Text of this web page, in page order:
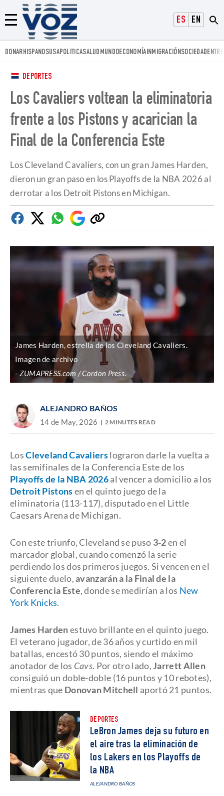
ESPAÑOLENGLISH
Menú
Voz.us
DONARHISPANOSUSAPOLITICASALUD MUNDOECONOMÍAINMIGRACIÓNSOCIEDAD
DEPORTES
Los Cavaliers voltean la eliminatoria
frente a los Pistons y acarician la
Final de la Conferencia Este
Los Cleveland Cavaliers, con un gran James Harden,
dieron un gran paso en los Playoffs de la NBA 2026 al
derrotar a los Detroit Pistons en Michigan.
FacebookTwitterWhatsapp
Google
Discover
Copiar
enlace
James Harden, estrella de los Cleveland Cavaliers.
Imagen de archivo
ZUMAPRESS.com / Cordon Press.
ALEJANDRO BAÑOS
14 de May, 2026 2 MINUTES READ
LosCleveland Cavalierslograron darle la vuelta a
las semifinales de la Conferencia Este de los
Playoffs de la NBA 2026al vencer a domicilio a los
Detroit Pistonsen el quinto juego de la
eliminatoria (113-117), disputado en el Little
Caesars Arena de Michigan.
Con este triunfo, Cleveland se puso 3-2en el
marcador global, cuando comenzó la serie
perdiendo los dos primeros juegos. Si vencen en el
siguiente duelo,avanzarán a la Final de la
Conferencia Este, donde se medirían a los New
York Knicks.
James Hardenestuvo brillante en el quinto juego.
El veterano jugador, de 36 años y curtido en mil
batallas, encestó 30 puntos, siendo el máximo
anotador de los Cavs. Por otro lado,Jarrett Allen
consiguió un doble-doble (16 puntos y 10 rebotes),
mientras que Donovan Mitchell aportó 21 puntos.
DEPORTES
LeBron James deja su futuro en
el aire tras la eliminación de
los Lakers en los Playoffs de
la NBA
ALEJANDRO BAÑOS